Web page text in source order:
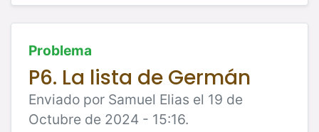
Problema
P6. La lista de Germán
Enviado por Samuel Elias el 19 de
Octubre de 2024 - 15:16.